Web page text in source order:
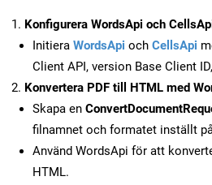
Konfigurera WordsApi och
Initiera WordsApi och CellsApi
Client API, version Base Client
Konvertera PDF till HTML med
Skapa en
filnamnet och formatet inställt
Använd WordsApi för att
HTML.